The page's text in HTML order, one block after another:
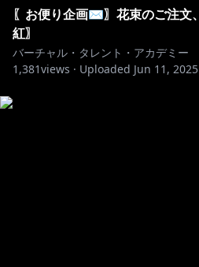
〖お便り企画✉〗花束のご注文
紅〗
バーチャル・タレント・アカデミー
1,381views · Uploaded Jun 11, 2025